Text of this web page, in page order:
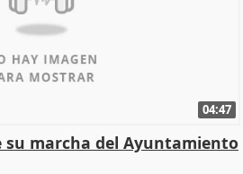
04:47
su marcha del Ayuntamiento